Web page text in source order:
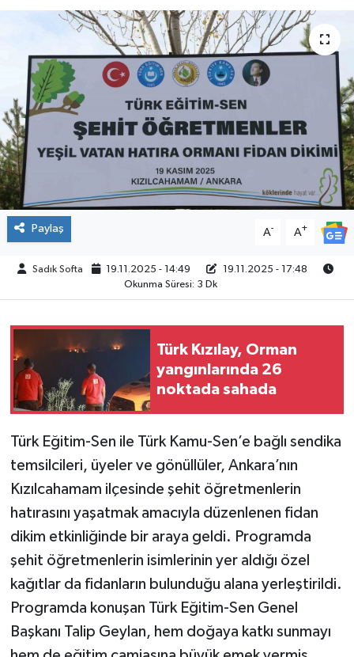
Paylaş A- A+
Sadık Softa 19.11.2025 - 14:49
19.11.2025 - 17:48
Okunma Süresi: 3 Dk
Türk Kızılay, Orman
yangınlarında 26
noktada sahada
Türk Eğitim-Sen ile Türk Kamu-Sen’e bağlı sendika
temsilcileri, üyeler ve gönüllüler, Ankara’nın
Kızılcahamam ilçesinde şehit öğretmenlerin
hatırasını yaşatmak amacıyla düzenlenen fidan
dikim etkinliğinde bir araya geldi. Programda
şehit öğretmenlerin isimlerinin yer aldığı özel
kağıtlar da fidanların bulunduğu alana yerleştirildi.
Programda konuşan Türk Eğitim-Sen Genel
Başkanı Talip Geylan, hem doğaya katkı sunmayı
İLÇELER
RESMİ İLANLAR
KÜLTÜR
TURİZM
VEFAT
BÖLGE
DÜNYA